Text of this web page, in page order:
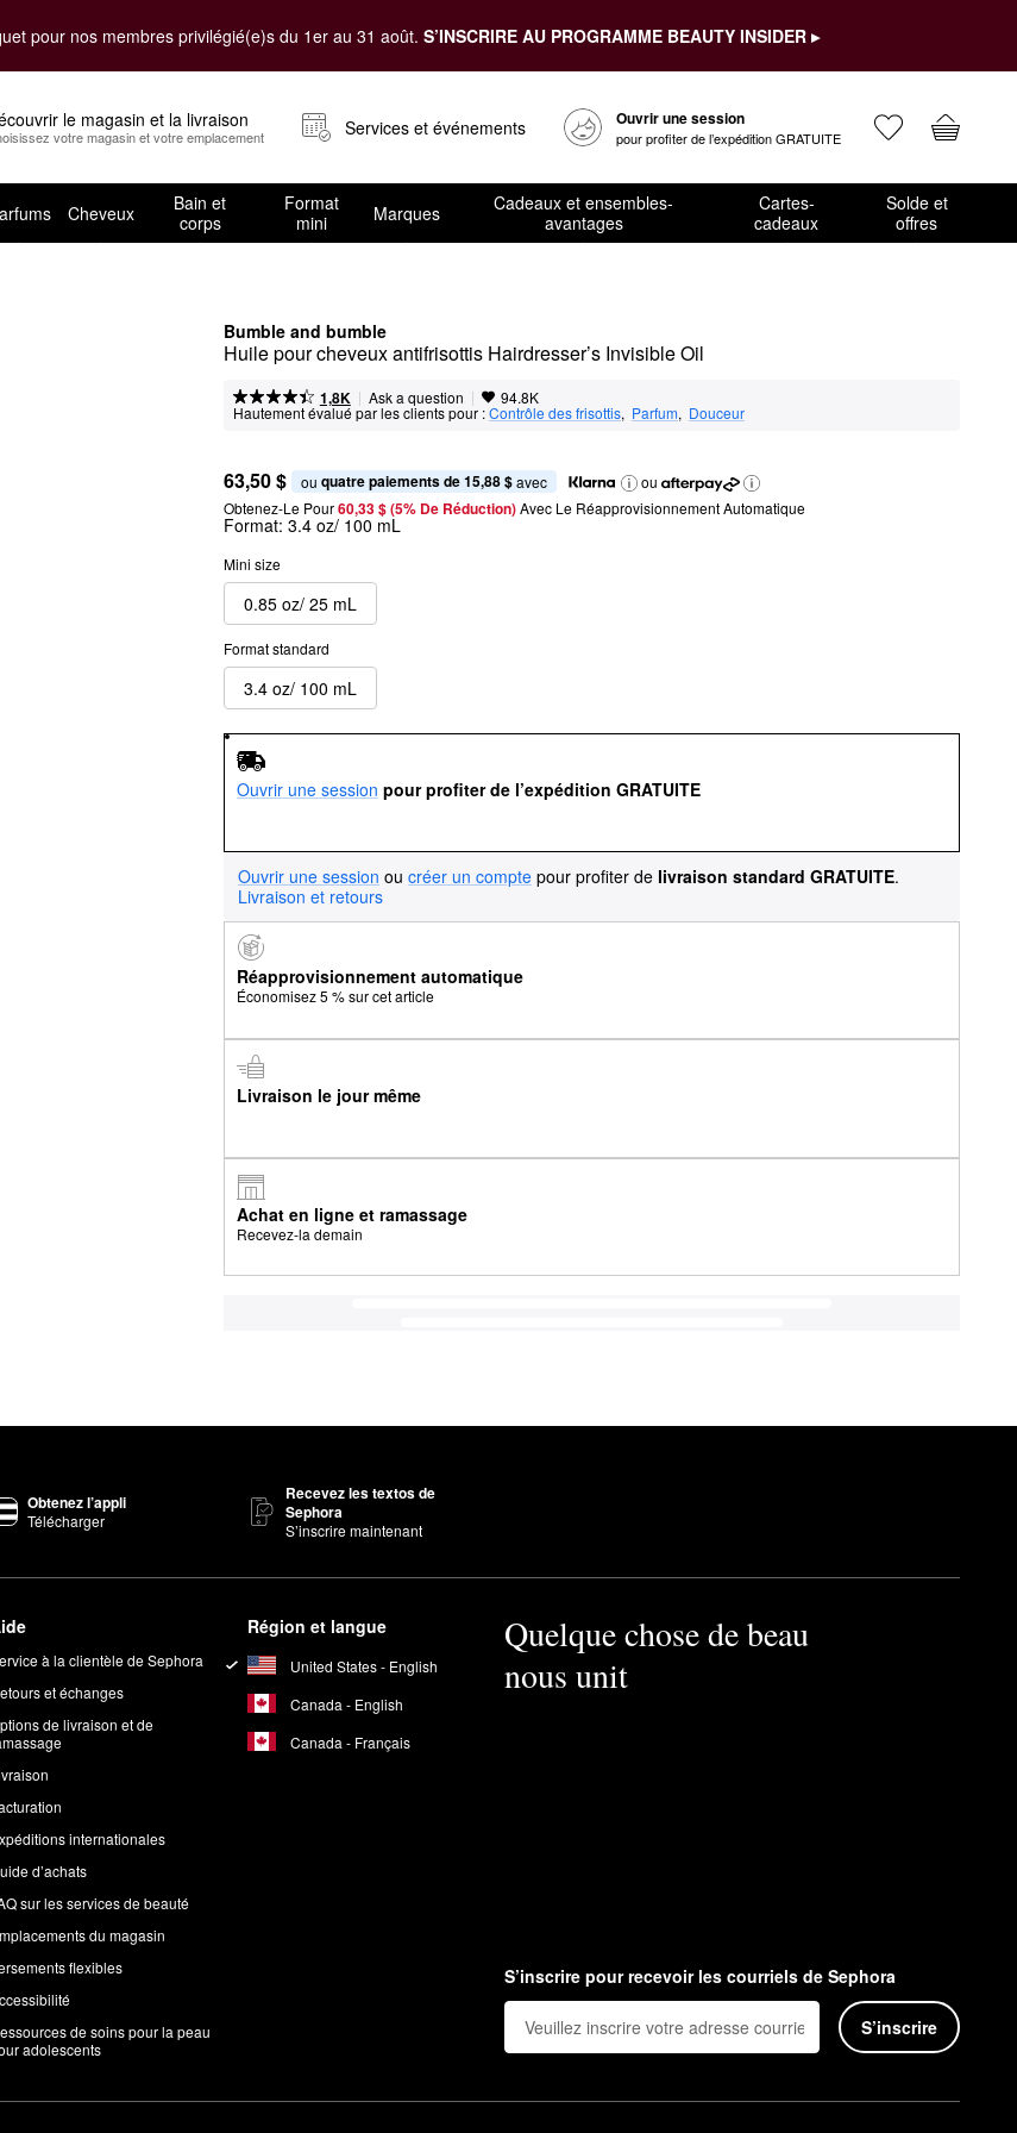
pour nos membres privilégié(e)s du 1er au 31 août. S’INSCRIRE AU PROGRAMME BEAUTY INSIDER ▸
le magasin et la livraison
votre magasin et votre emplacement Services et événements Ouvrir une session
pour profiter de l’expédition GRATUITE
Cheveux
Bain et
corps
Format
mini
Marques
Cadeaux et ensembles-
avantages
Cartes-
cadeaux
Solde et
offres
Bumble and bumble
Huile pour cheveux antifrisottis Hairdresser’s Invisible Oil
1,8K | Ask a question | 94.8K
Hautement évalué par les clients pour :Contrôle des frisottis, Parfum, Douceur
63,50 $ ou quatre paiements de 15,88 $ avec
ou
Obtenez-Le Pour60,33 $ (5% De Réduction) Avec Le Réapprovisionnement Automatique
Format: 3.4 oz/ 100 mL
Mini size
0.85 oz/ 25 mL
Format standard
3.4 oz/ 100 mL
Ouvrir une session pour profiter de l’expédition GRATUITE
Ouvrir une session ou créer un compte pour profiter de livraison standard GRATUITE.
Livraison et retours
Réapprovisionnement automatique
Économisez 5 % sur cet article
Livraison le jour même
Achat en ligne et ramassage
Recevez-la demain
Obtenez l’appli
Télécharger
Recevez les textos de
Sephora
S’inscrire maintenant
à la clientèle de Sephora
et échanges
de livraison et de
internationales
d’achats
sur les services de beauté
du magasin
flexibles
de soins pour la peau
adolescents
Région et langue
United States - English
Canada - English
Canada - Français
Quelque chose de beau
nous unit
S’inscrire pour recevoir les courriels de Sephora
S’inscrire